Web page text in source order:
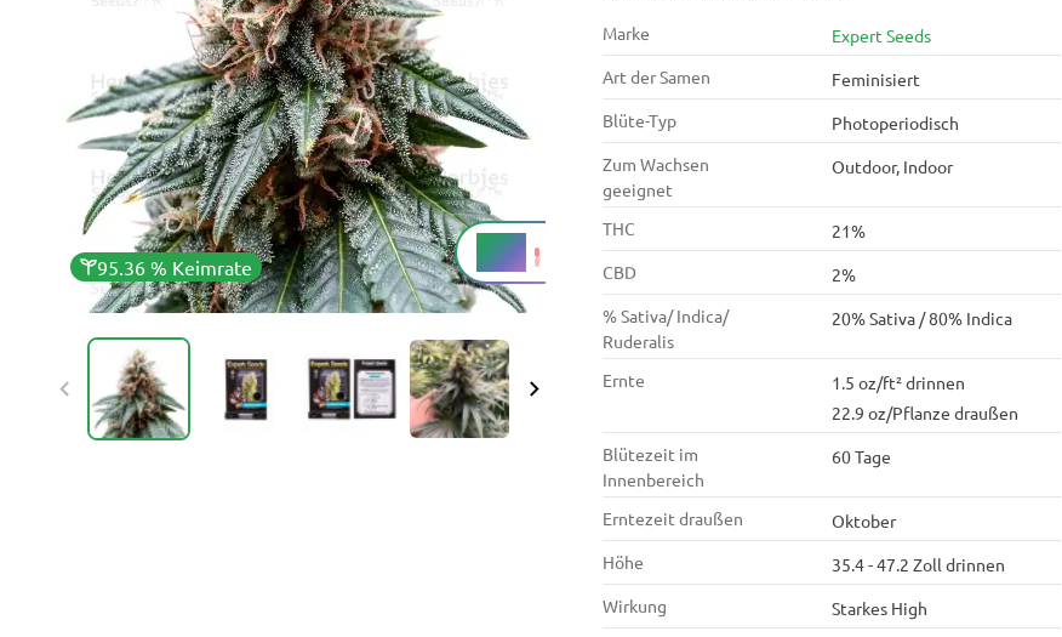
95.36 % Keimrate
21 %
THC
Marke
Expert Seeds
Art der Samen
Feminisiert
Blüte-Typ
Photoperiodisch
Zum Wachsen
geeignet
Outdoor, Indoor
THC
21%
CBD
2%
% Sativa/ Indica/
Ruderalis
20% Sativa / 80% Indica
Ernte
1.5 oz/ft² drinnen
22.9 oz/Pflanze draußen
Blütezeit im
Innenbereich
60 Tage
Erntezeit draußen
Oktober
Höhe
35.4 - 47.2 Zoll drinnen
Wirkung
Starkes High